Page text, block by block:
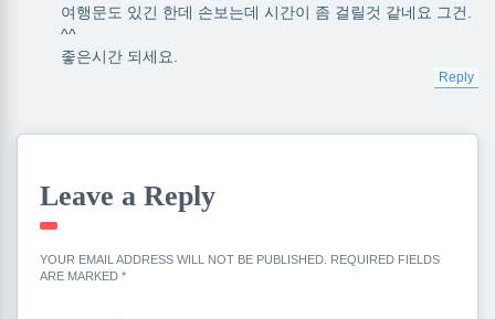
여행문도 있긴 한데 손보는데 시간이 좀 걸릴것 같네요 그건.
^^
좋은시간 되세요.
Reply
Leave a Reply
YOUR EMAIL ADDRESS WILL NOT BE PUBLISHED. REQUIRED FIELDS
ARE MARKED *